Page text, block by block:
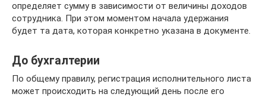
определяет сумму в зависимости от величины доходов
сотрудника. При этом моментом начала удержания
будет та дата, которая конкретно указана в документе.
До бухгалтерии
По общему правилу, регистрация исполнительного листа
может происходить на следующий день после его